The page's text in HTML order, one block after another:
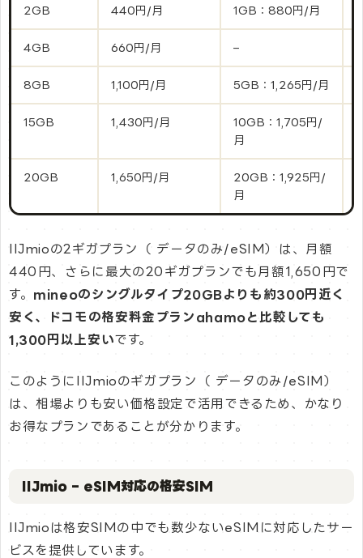
2GB 440円/月 1GB：880円/月
4GB 660円/月 –
8GB 1,100円/月 5GB：1,265円/月
15GB 1,430円/月
10GB：1,705円/
月
20GB 1,650円/月
20GB：1,925円/
月
IIJmioの2ギガプラン（ データのみ/eSIM）は、月額
440円、さらに最大の20ギガプランでも月額1,650円で
す。 mineoのシングルタイプ20GBよりも約300円近く
安く、ドコモの格安料金プランahamoと比較しても
1,300円以上安いです。
このようにIIJmioのギガプラン（ データのみ/eSIM）
は、相場よりも安い価格設定で活用できるため、かなり
お得なプランであることが分かります。
IIJmio – eSIM対応の格安SIM
IIJmioは格安SIMの中でも数少ないeSIMに対応したサー
ビスを提供しています。